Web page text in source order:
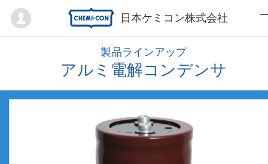
日本ケミコン株式会社
Mypage
製品ラインアップ
アルミ電解コンデンサ